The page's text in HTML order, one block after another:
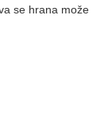
se hrana može